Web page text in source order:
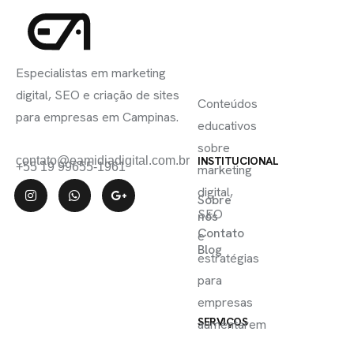
Especialistas em marketing
digital, SEO e criação de sites
para empresas em Campinas.
contato@eamidiadigital.com.br
+55 19 99655-1961 INSTITUCIONAL
Sobre
nós
Contato
Blog
SERVIÇOS
Conteúdos
educativos
sobre
marketing
digital,
SEO
e
estratégias
para
empresas
aumentarem